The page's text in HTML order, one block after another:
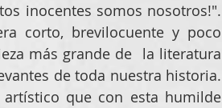
inocentes somos nosotros!".
corto, brevilocuente y poco
más grande de  la literatura
de toda nuestra historia.
que con esta humilde